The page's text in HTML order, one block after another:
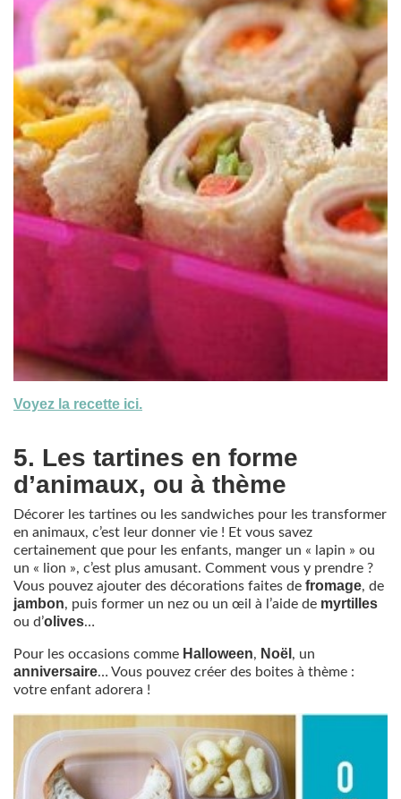
Voyez la recette ici.
5. Les tartines en forme
d’animaux, ou à thème
Décorer les tartines ou les sandwiches pour les transformer
en animaux, c’est leur donner vie ! Et vous savez
certainement que pour les enfants, manger un « lapin » ou
un « lion », c’est plus amusant. Comment vous y prendre ?
Vous pouvez ajouter des décorations faites de fromage, de
jambon, puis former un nez ou un œil à l’aide de myrtilles
ou d’olives…
Pour les occasions comme Halloween, Noël , un
anniversaire… Vous pouvez créer des boites à thème :
votre enfant adorera !